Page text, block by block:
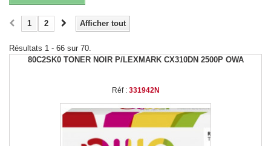
Afficher tout
1 2
Résultats 1 - 66 sur 70.
80C2SK0 TONER NOIR P/LEXMARK CX310DN 2500P OWA
Réf : 331942N